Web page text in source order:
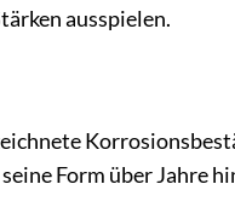
ausspielen.
Form über Jahre